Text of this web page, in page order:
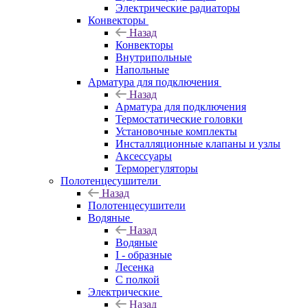
Электрические радиаторы
Конвекторы
Назад
Конвекторы
Внутрипольные
Напольные
Арматура для подключения
Назад
Арматура для подключения
Термостатические головки
Установочные комплекты
Инсталляционные клапаны и узлы
Аксессуары
Терморегуляторы
Полотенцесушители
Назад
Полотенцесушители
Водяные
Назад
Водяные
I - образные
Лесенка
С полкой
Электрические
Назад